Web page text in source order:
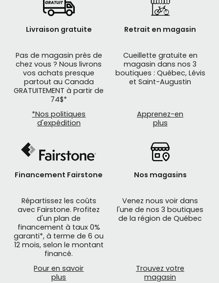
Livraison gratuite
Pas de magasin près de
chez vous ? Nous livrons
vos achats presque
partout au Canada
GRATUITEMENT à partir de
74$*
*Nos politiques
d'expédition
Retrait en magasin
Cueillette gratuite en
magasin dans nos 3
boutiques : Québec, Lévis
et Saint-Augustin
Apprenez-en
plus
Financement Fairstone
Répartissez les coûts
avec Fairstone. Profitez
d'un plan de
financement à taux 0%
garanti*, à terme de 6 ou
12 mois, selon le montant
financé.
Pour en savoir
plus
Nos magasins
Venez nous voir dans
l'une de nos 3 boutiques
de la région de Québec
Trouvez votre
magasin